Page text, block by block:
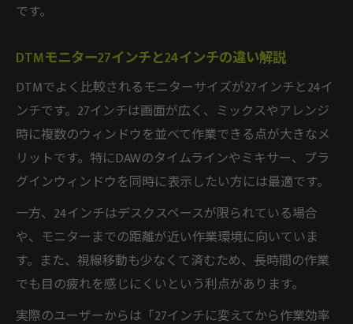
です。
DTMモニター27インチと24インチの違い解説
DTMでよく比較されるモニターサイズが27インチと24イ
ンチです。27インチは画面が広く、ミックスやアレンジ
時に複数のウィンドウを並べて作業できる点が大きなメ
リットです。特にDAWのタイムラインやミキサー、プラ
グインウィンドウを同時に表示したい方には最適です。
一方、24インチはデスクスペースが限られている場合
や、モニターまでの距離が近い作業環境に向いていま
す。また、視線移動も少なくて済むため、長時間の作業
でも目の疲れを感じにくいという利点があります。
実際のユーザーからは「27インチに変えてから作業効率